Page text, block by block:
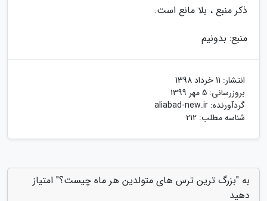
ذکر منبع ، بلا مانع است.
منبع: بدونیم
انتشار: 11 خرداد 1398
بروزرسانی: 5 مهر 1399
گردآورنده: aliabad-new.ir
شناسه مطلب: 212
به "بزرگ ترین ترس های متولدین هر ماه چیست؟" امتیاز
دهید